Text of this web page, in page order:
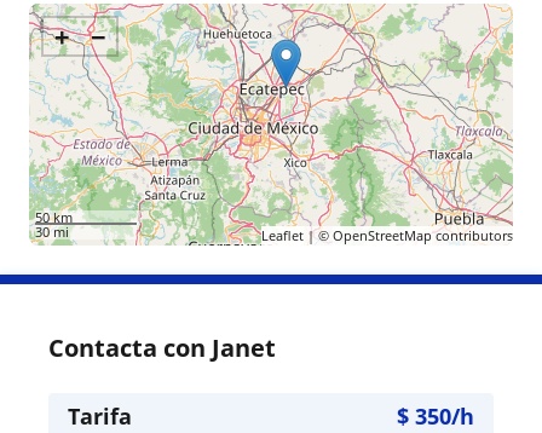
+ −
50 km
30 mi
Leaflet| © OpenStreetMapcontributors
Contacta con Janet
Tarifa $ 350/h